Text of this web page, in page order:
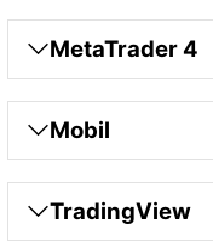
MetaTrader 4
Mobil
TradingView